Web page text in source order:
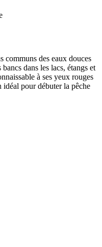
communs des eaux douces
dans les lacs, étangs et
à ses yeux rouges
idéal pour débuter la pêche